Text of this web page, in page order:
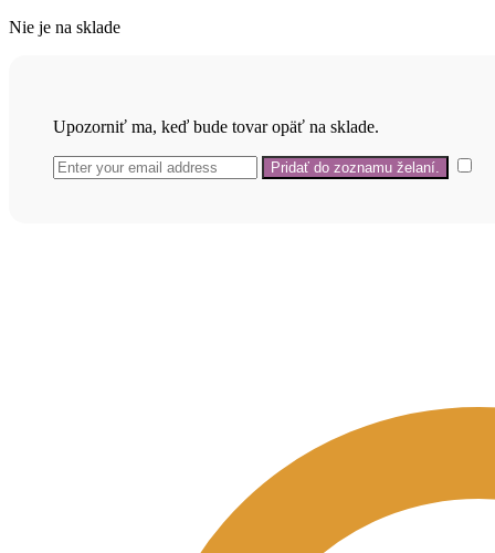
Nie je na sklade
Upozorniť ma, keď bude tovar opäť na sklade.